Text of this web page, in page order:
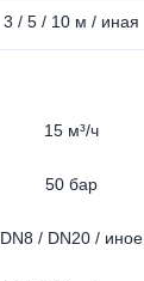
3 / 5 / 10 м / иная
15 м³/ч
50 бар
DN8 / DN20 / иное